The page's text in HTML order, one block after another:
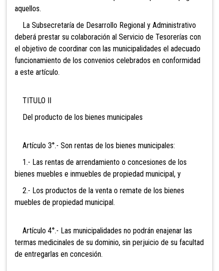
aquellos.
La Subsecretaría de Desarrollo Regional y Administrativo
deberá prestar su colaboración al Servicio de Tesorerías con
el objetivo de coordinar con las municipalidades el adecuado
funcionamiento de los convenios celebrados en conformidad
a este artículo.
TITULO II
Del producto de los bienes municipales
Artículo 3°.- Son rentas de los bienes municipales:
1.- Las rentas de arrendamiento o concesiones de los
bienes muebles e inmuebles de propiedad municipal, y
2.- Los productos de la venta o remate de los bienes
muebles de propiedad municipal.
Artículo 4°.- Las municipalidades no podrán enajenar las
termas medicinales de su dominio, sin perjuicio de su facultad
de entregarlas en concesión.